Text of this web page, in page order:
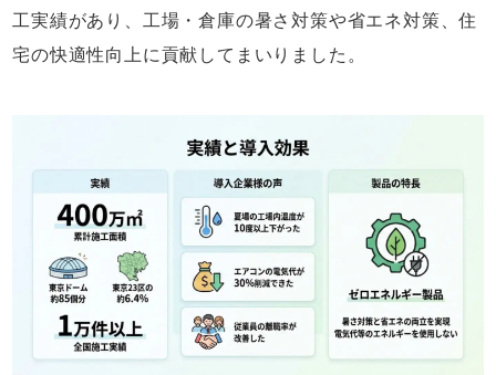
工実績があり、工場・倉庫の暑さ対策や省エネ対策、住
宅の快適性向上に貢献してまいりました。